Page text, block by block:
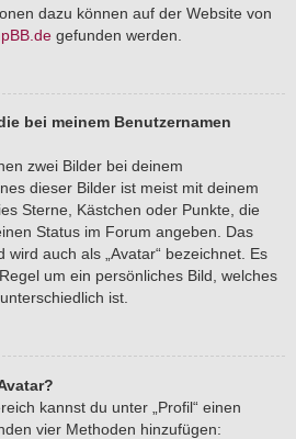
dazu können auf der Website von
gefunden werden.
bei meinem Benutzernamen
zwei Bilder bei deinem
dieser Bilder ist meist mit deinem
Sterne, Kästchen oder Punkte, die
Status im Forum angeben. Das
auch als „Avatar“ bezeichnet. Es
um ein persönliches Bild, welches
ist.
kannst du unter „Profil“ einen
vier Methoden hinzufügen: